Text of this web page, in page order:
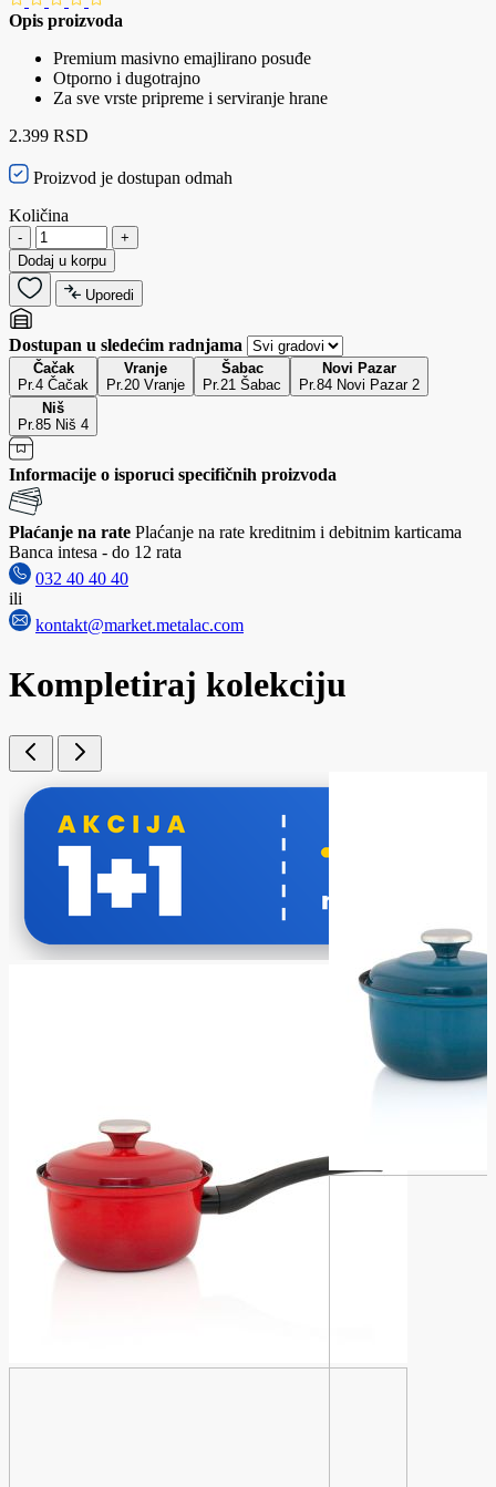
Opis proizvoda
Premium masivno emajlirano posuđe
Otporno i dugotrajno
Za sve vrste pripreme i serviranje hrane
2.399 RSD
Proizvod je dostupan odmah
Količina
-
+
Dodaj u korpu
Uporedi
Dostupan u sledećim radnjama
Čačak
Pr.4 Čačak
Vranje
Pr.20 Vranje
Šabac
Pr.21 Šabac
Novi Pazar
Pr.84 Novi Pazar 2
Niš
Pr.85 Niš 4
Informacije o isporuci specifičnih proizvoda
Plaćanje na rate Plaćanje na rate kreditnim i debitnim karticama
Banca intesa - do 12 rata
032 40 40 40
ili
kontakt@market.metalac.com
Kompletiraj kolekciju